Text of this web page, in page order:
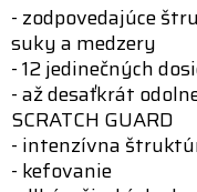
- zodpovedajúce
suky a medzery
- 12 jedinečných
- až desaťkrát
SCRATCH GUARD
- intenzívna
- kefovanie